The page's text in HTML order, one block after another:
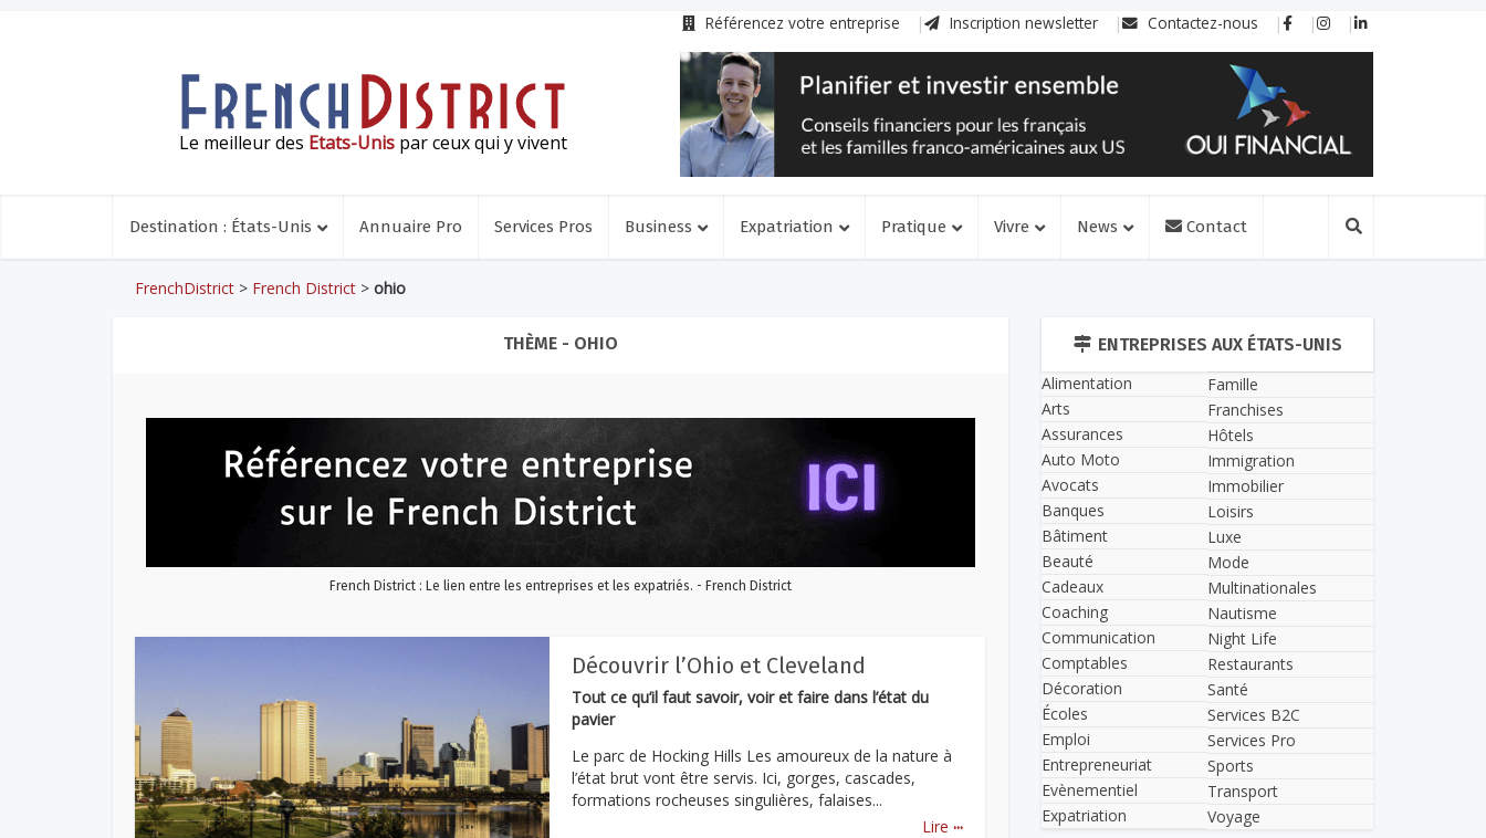
Référencez votre entreprise Inscription newsletter Contactez-nous
Le meilleur des Etats-Unis par ceux qui y vivent
Destination : États-Unis Annuaire Pro Services Pros Business Expatriation Pratique Vivre News Contact
FrenchDistrict > French District > ohio
THÈME - OHIO
French District : Le lien entre les entreprises et les expatriés. - French District
Découvrir l’Ohio et Cleveland
Tout ce qu’il faut savoir, voir et faire dans l’état du
pavier
Le parc de Hocking Hills Les amoureux de la nature à
l’état brut vont être servis. Ici, gorges, cascades,
formations rocheuses singulières, falaises...
Lire ...
ENTREPRISES AUX ÉTATS-UNIS
Alimentation
Arts
Assurances
Auto Moto
Avocats
Banques
Bâtiment
Beauté
Cadeaux
Coaching
Communication
Comptables
Décoration
Écoles
Emploi
Entrepreneuriat
Evènementiel
Expatriation
Famille
Franchises
Hôtels
Immigration
Immobilier
Loisirs
Luxe
Mode
Multinationales
Nautisme
Night Life
Restaurants
Santé
Services B2C
Services Pro
Sports
Transport
Voyage